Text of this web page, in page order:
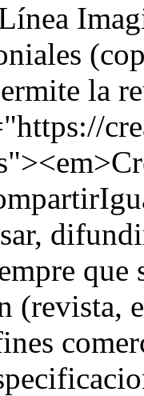
la
(revista,